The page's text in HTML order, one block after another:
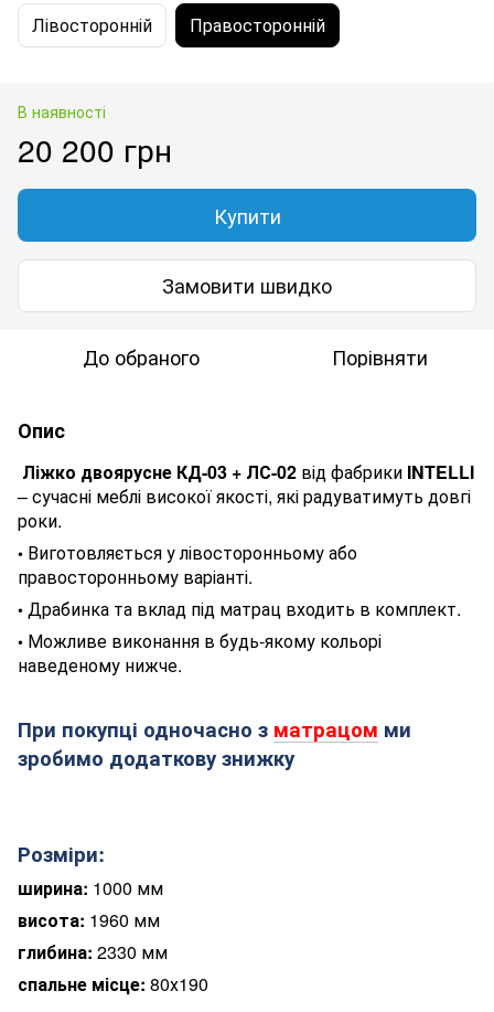
Лівосторонній Правосторонній
В наявності
20 200 грн
Купити
Замовити швидко
До обраного Порівняти
Опис
Ліжко двоярусне КД-03 + ЛС-02 від фабрики INTELLI
– сучасні меблі високої якості, які радуватимуть довгі
роки.
• Виготовляється у лівосторонньому або
правосторонньому варіанті.
• Драбинка та вклад під матрац входить в комплект.
• Можливе виконання в будь-якому кольорі
наведеному нижче.
При покупці одночасно з матрацом ми
зробимо додаткову знижку
Розміри:
ширина: 1000 мм
висота: 1960 мм
глибина: 2330 мм
спальне місце: 80х190